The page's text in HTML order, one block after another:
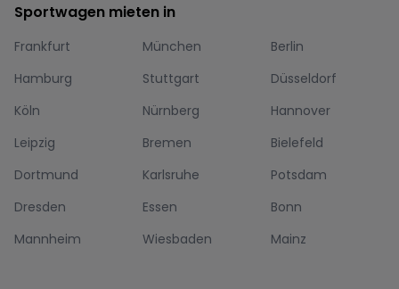
Sportwagen mieten in
Frankfurt München
Berlin
Hamburg
Stuttgart
Düsseldorf
Köln
Nürnberg
Hannover
Leipzig
Bremen
Bielefeld
Dortmund
Karlsruhe
Potsdam
Dresden
Essen
Bonn
Mannheim
Wiesbaden Mainz